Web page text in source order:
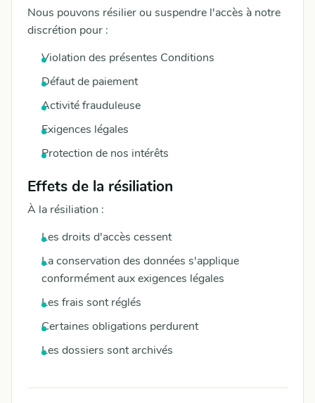
Nous pouvons résilier ou suspendre l'accès à notre
discrétion pour :
Violation des présentes Conditions
Défaut de paiement
Activité frauduleuse
Exigences légales
Protection de nos intérêts
Effets de la résiliation
À la résiliation :
Les droits d'accès cessent
La conservation des données s'applique
conformément aux exigences légales
Les frais sont réglés
Certaines obligations perdurent
Les dossiers sont archivés